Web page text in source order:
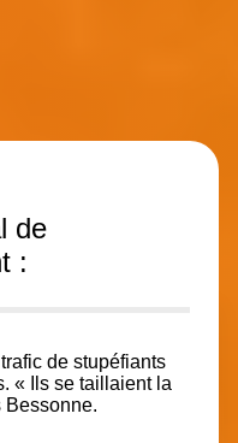
de
:
de stupéfiants
« Ils se taillaient la
Bessonne.